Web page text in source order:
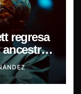
regresa